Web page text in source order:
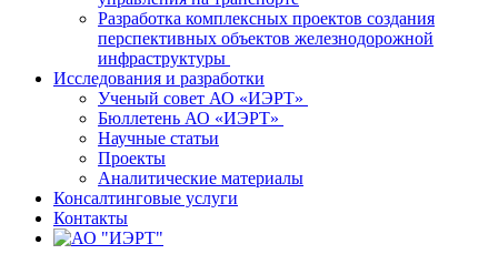
Разработка комплексных проектов создания
перспективных объектов железнодорожной
инфраструктуры
Исследования и разработки
Ученый совет АО «ИЭРТ»
Бюллетень АО «ИЭРТ»
Научные статьи
Проекты
Аналитические материалы
Консалтинговые услуги
Контакты